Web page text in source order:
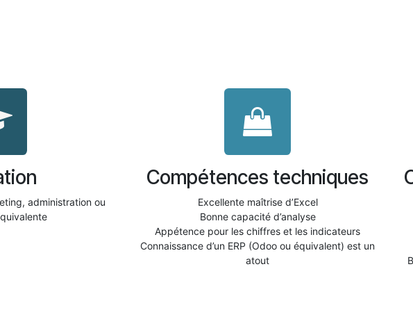
administration ou
Compétences techniques
Excellente maîtrise d’Excel
Bonne capacité d’analyse
Appétence pour les chiffres et les indicateurs
Connaissance d’un ERP (Odoo ou équivalent) est un
atout